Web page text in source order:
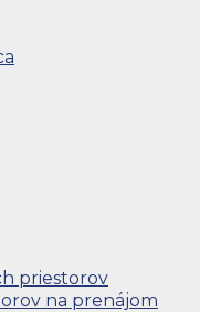
priestorov
na prenájom